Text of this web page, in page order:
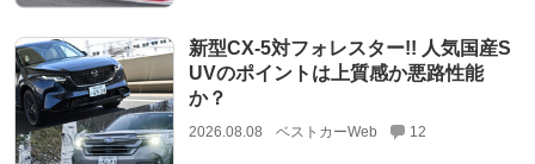
新型CX-5対フォレスター!! 人気国産S
UVのポイントは上質感か悪路性能
か？
2026.08.08 ベストカーWeb 12